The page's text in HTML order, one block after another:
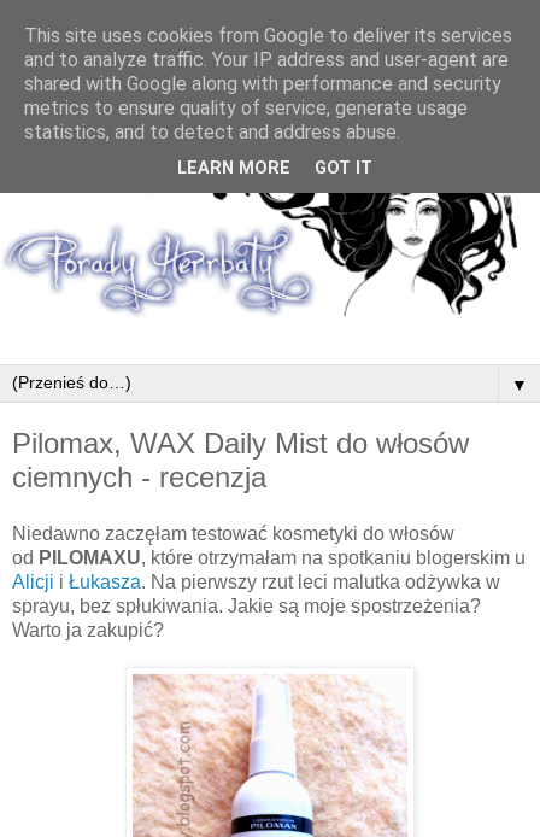
▼
Pilomax, WAX Daily Mist do włosów
ciemnych - recenzja
Niedawno zaczęłam testować kosmetyki do włosów
od PILOMAXU, które otrzymałam na spotkaniu blogerskim u
Alicji i Łukasza. Na pierwszy rzut leci malutka odżywka w
sprayu, bez spłukiwania. Jakie są moje spostrzeżenia?
Warto ja zakupić?
This site uses cookies from Google to deliver its services
and to analyze traffic. Your IP address and user-agent are
shared with Google along with performance and security
metrics to ensure quality of service, generate usage
statistics, and to detect and address abuse.
LEARN MORE GOT IT